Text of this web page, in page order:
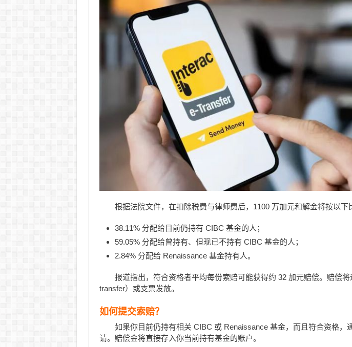
根据法院文件，在扣除税费与律师费后，1100 万加元和解金将按以下
38.11% 分配给目前仍持有 CIBC 基金的人；
59.05% 分配给曾持有、但现已不持有 CIBC 基金的人；
2.84% 分配给 Renaissance 基金持有人。
报道指出，符合资格者平均每份索赔可能获得约 32 加元赔偿。赔偿
transfer）或支票发放。
如何提交索赔？
如果你目前仍持有相关 CIBC 或 Renaissance 基金，而且符合资格，
请。赔偿金将直接存入你当前持有基金的账户。